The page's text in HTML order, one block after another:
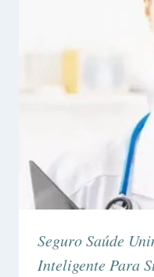
Seguro Saúde
Inteligente Para